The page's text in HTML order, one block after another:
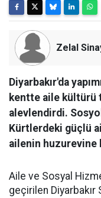
Zelal
Diyarbakır'da
kentte aile kültürü
alevlendirdi.
Kürtlerdeki güçlü
ailenin huzurevine
Aile ve Sosyal
geçirilen